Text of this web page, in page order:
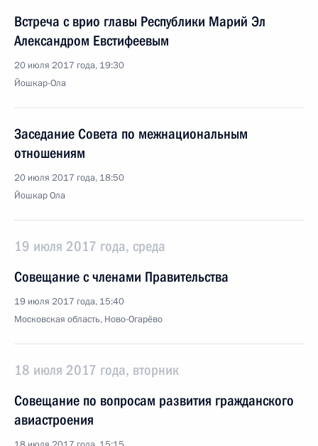
Встреча с врио главы Республики Марий Эл
Александром Евстифеевым
20 июля 2017 года, 19:30
Йошкар-Ола
Заседание Совета по межнациональным
отношениям
20 июля 2017 года, 18:50
Йошкар Ола
19 июля 2017 года, среда
Совещание с членами Правительства
19 июля 2017 года, 15:40
Московская область, Ново-Огарёво
18 июля 2017 года, вторник
Совещание по вопросам развития гражданского
авиастроения